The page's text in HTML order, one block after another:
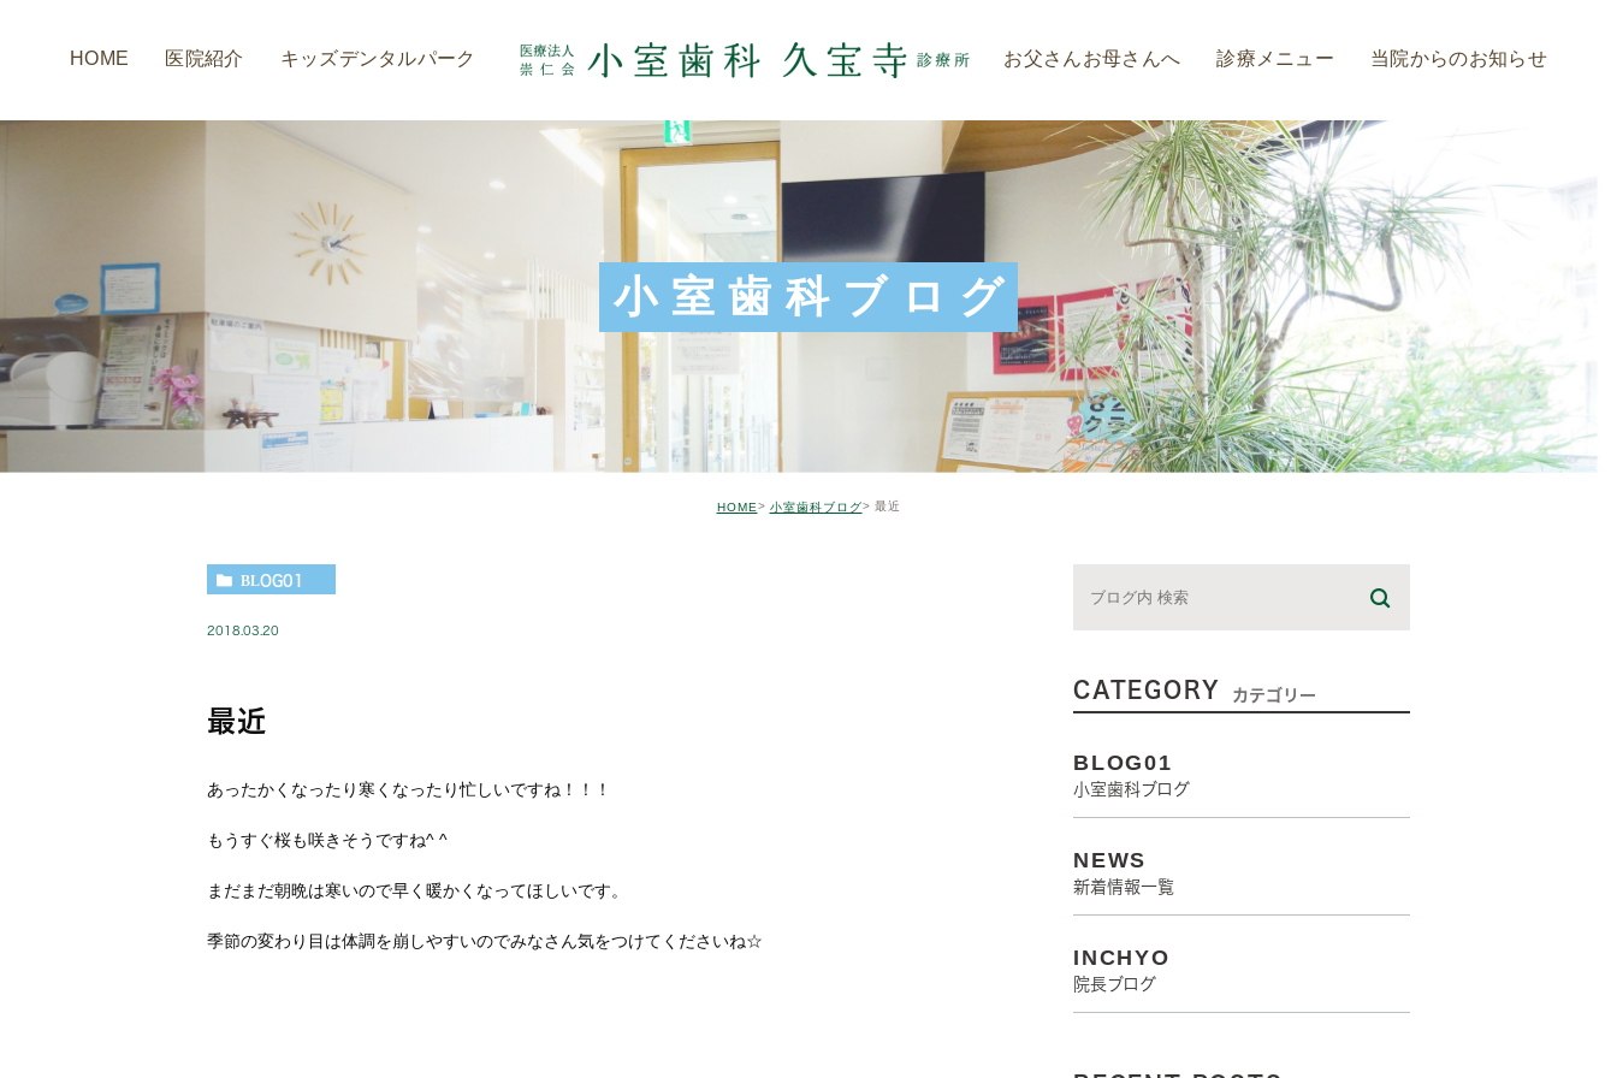
HOME 医院紹介 キッズデンタルパーク お父さんお母さんへ 診療メニュー
診療の流れ
虫歯治療
歯周病予防・治療
インプラント
入れ歯
ホワイトニング
審美治療
矯正治療
当院からのお知らせ
小室歯科ブログ
HOME 小室歯科ブログ 最近
BLOG01
2018.03.20
最近
あったかくなったり寒くなったり忙しいですね！！！
もうすぐ桜も咲きそうですね^ ^
まだまだ朝晩は寒いので早く暖かくなってほしいです。
季節の変わり目は体調を崩しやすいのでみなさん気をつけてくださいね☆
CATEGORY カテゴリー
BLOG01
小室歯科ブログ
NEWS
新着情報一覧
INCHYO
院長ブログ